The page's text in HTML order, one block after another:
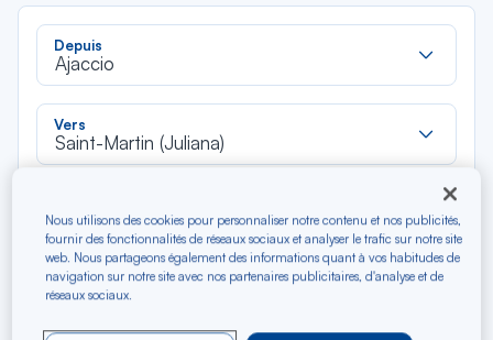
Depuis
Ajaccio
Vers
Saint-Martin (Juliana)
Aller-Retour Aller simple
Filtrer Vider
Nous utilisons des cookies pour personnaliser notre contenu et nos publicités,
fournir des fonctionnalités de réseaux sociaux et analyser le trafic sur notre site
web. Nous partageons également des informations quant à vos habitudes de
navigation sur notre site avec nos partenaires publicitaires, d'analyse et de
réseaux sociaux.